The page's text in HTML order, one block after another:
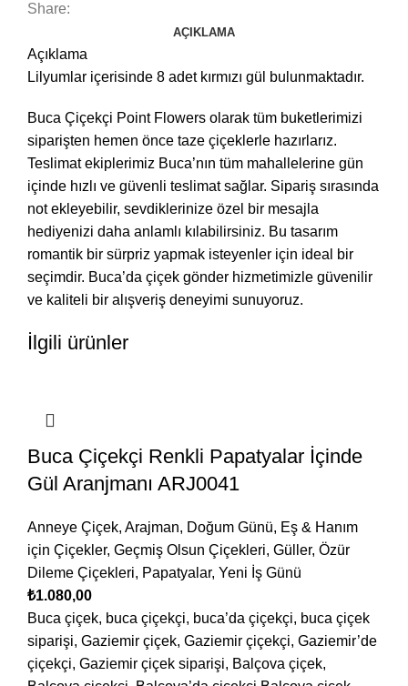
Share:
AÇIKLAMA
Açıklama
Lilyumlar içerisinde 8 adet kırmızı gül bulunmaktadır.
Buca Çiçekçi Point Flowers olarak tüm buketlerimizi
siparişten hemen önce taze çiçeklerle hazırlarız.
Teslimat ekiplerimiz Buca’nın tüm mahallelerine gün
içinde hızlı ve güvenli teslimat sağlar. Sipariş sırasında
not ekleyebilir, sevdiklerinize özel bir mesajla
hediyenizi daha anlamlı kılabilirsiniz. Bu tasarım
romantik bir sürpriz yapmak isteyenler için ideal bir
seçimdir. Buca’da çiçek gönder hizmetimizle güvenilir
ve kaliteli bir alışveriş deneyimi sunuyoruz.
İlgili ürünler
Buca Çiçekçi Renkli Papatyalar İçinde
Gül Aranjmanı ARJ0041
Anneye Çiçek, Arajman, Doğum Günü, Eş & Hanım
için Çiçekler, Geçmiş Olsun Çiçekleri, Güller, Özür
Dileme Çiçekleri, Papatyalar, Yeni İş Günü
₺1.080,00
Buca çiçek, buca çiçekçi, buca’da çiçekçi, buca çiçek
siparişi, Gaziemir çiçek, Gaziemir çiçekçi, Gaziemir’de
çiçekçi, Gaziemir çiçek siparişi, Balçova çiçek,